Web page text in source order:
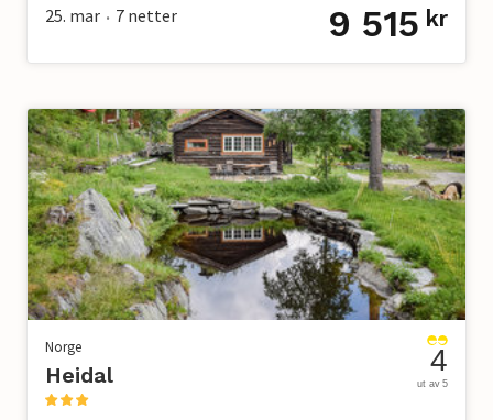
25. mar • 7 netter 9 515 kr
Norge
Heidal 4
ut av 5